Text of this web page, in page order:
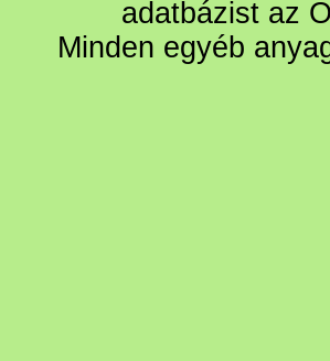
adatbázist az
Minden egyéb